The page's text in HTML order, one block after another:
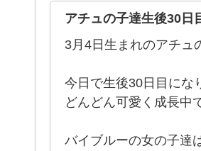
アチュの子達生後30日
3月4日生まれのアチュ
今日で生後30日目にな
どんどん可愛く成長中
バイブルーの女の子達